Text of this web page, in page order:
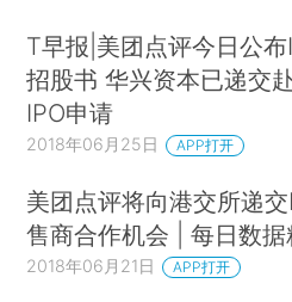
T早报|美团点评今日公布
招股书 华兴资本已递交
IPO申请
2018年06月25日 APP打开
美团点评将向港交所递
售商合作机会 | 每日数据
2018年06月21日 APP打开